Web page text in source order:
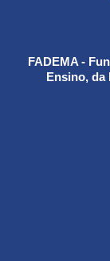
FADEMA -
Ensino, da